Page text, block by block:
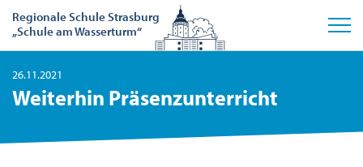
Regionale Schule Strasburg
„Schule am Wasserturm“
26.11.2021
Weiterhin Präsenzunterricht